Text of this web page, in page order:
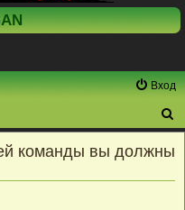
Вход
команды вы должны